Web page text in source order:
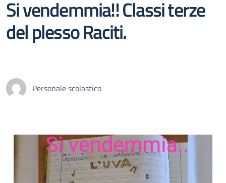
Si vendemmia!! Classi terze
del plesso Raciti.
Personale scolastico